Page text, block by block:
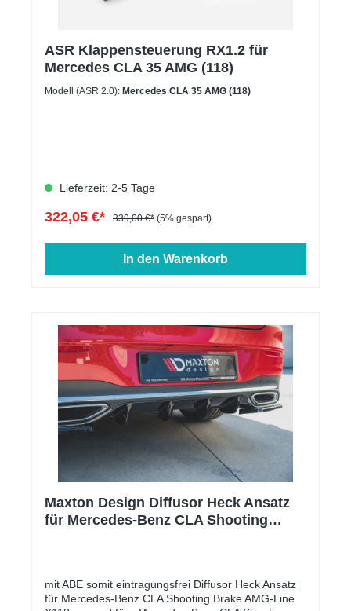
ASR Klappensteuerung RX1.2 für
Mercedes CLA 35 AMG (118)
Modell (ASR 2.0): Mercedes CLA 35 AMG (118)
Lieferzeit: 2-5 Tage
322,05 €* 339,00 €* (5% gespart)
In den Warenkorb
Maxton Design Diffusor Heck Ansatz
für Mercedes-Benz CLA Shooting
mit ABE somit eintragungsfrei Diffusor Heck Ansatz
für Mercedes-Benz CLA Shooting Brake AMG-Line